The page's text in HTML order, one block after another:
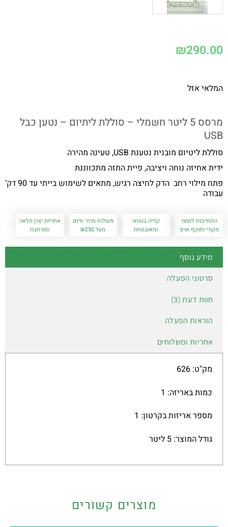
₪290.00
המלאי אזל
מרסס 5 ליטר חשמלי – סוללת ליתיום – נטען כבל
USB
סוללת ליטיום מובנית נטענת USB, טעינה מהירה
ידית אחיזה נוחה ויציבה, פיית התזה מתכווננת
פתח מילוי רחב הדק לחיצה רגיש, מתאים לשימוש בייתי עד 90 דק’
עבודה
התחייבות למוצר
מקורי ותוקף ארוך
קנייה בטוחה
ומאובטחת
משלוח מהיר חינם
מעל ₪250
אחריות יצרן מלאה
ומורחבת
מידע נוסף
סרטוני הפעלה
חוות דעת (3)
הוראות הפעלה
אחריות ומשלוחים
מק"ט: 626
כמות באריזה: 1
מספר אריזות בקרטון: 1
גודל המוצר: 5 ליטר
מוצרים קשורים